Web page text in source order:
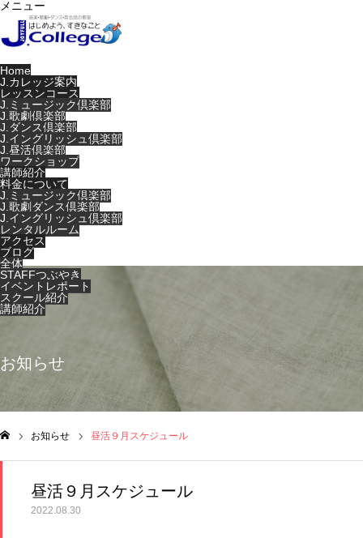
メニュー
Home
J.カレッジ案内
レッスンコース
J.ミュージック倶楽部
J.歌劇倶楽部
J.ダンス倶楽部
J.イングリッシュ倶楽部
J.昼活倶楽部
ワークショップ
講師紹介
料金について
J.ミュージック倶楽部
J.歌劇ダンス倶楽部
J.イングリッシュ倶楽部
レンタルルーム
アクセス
ブログ
全体
STAFFつぶやき
イベントレポート
スクール紹介
講師紹介
お知らせ
お知らせ 昼活９月スケジュール
昼活９月スケジュール
2022.08.30